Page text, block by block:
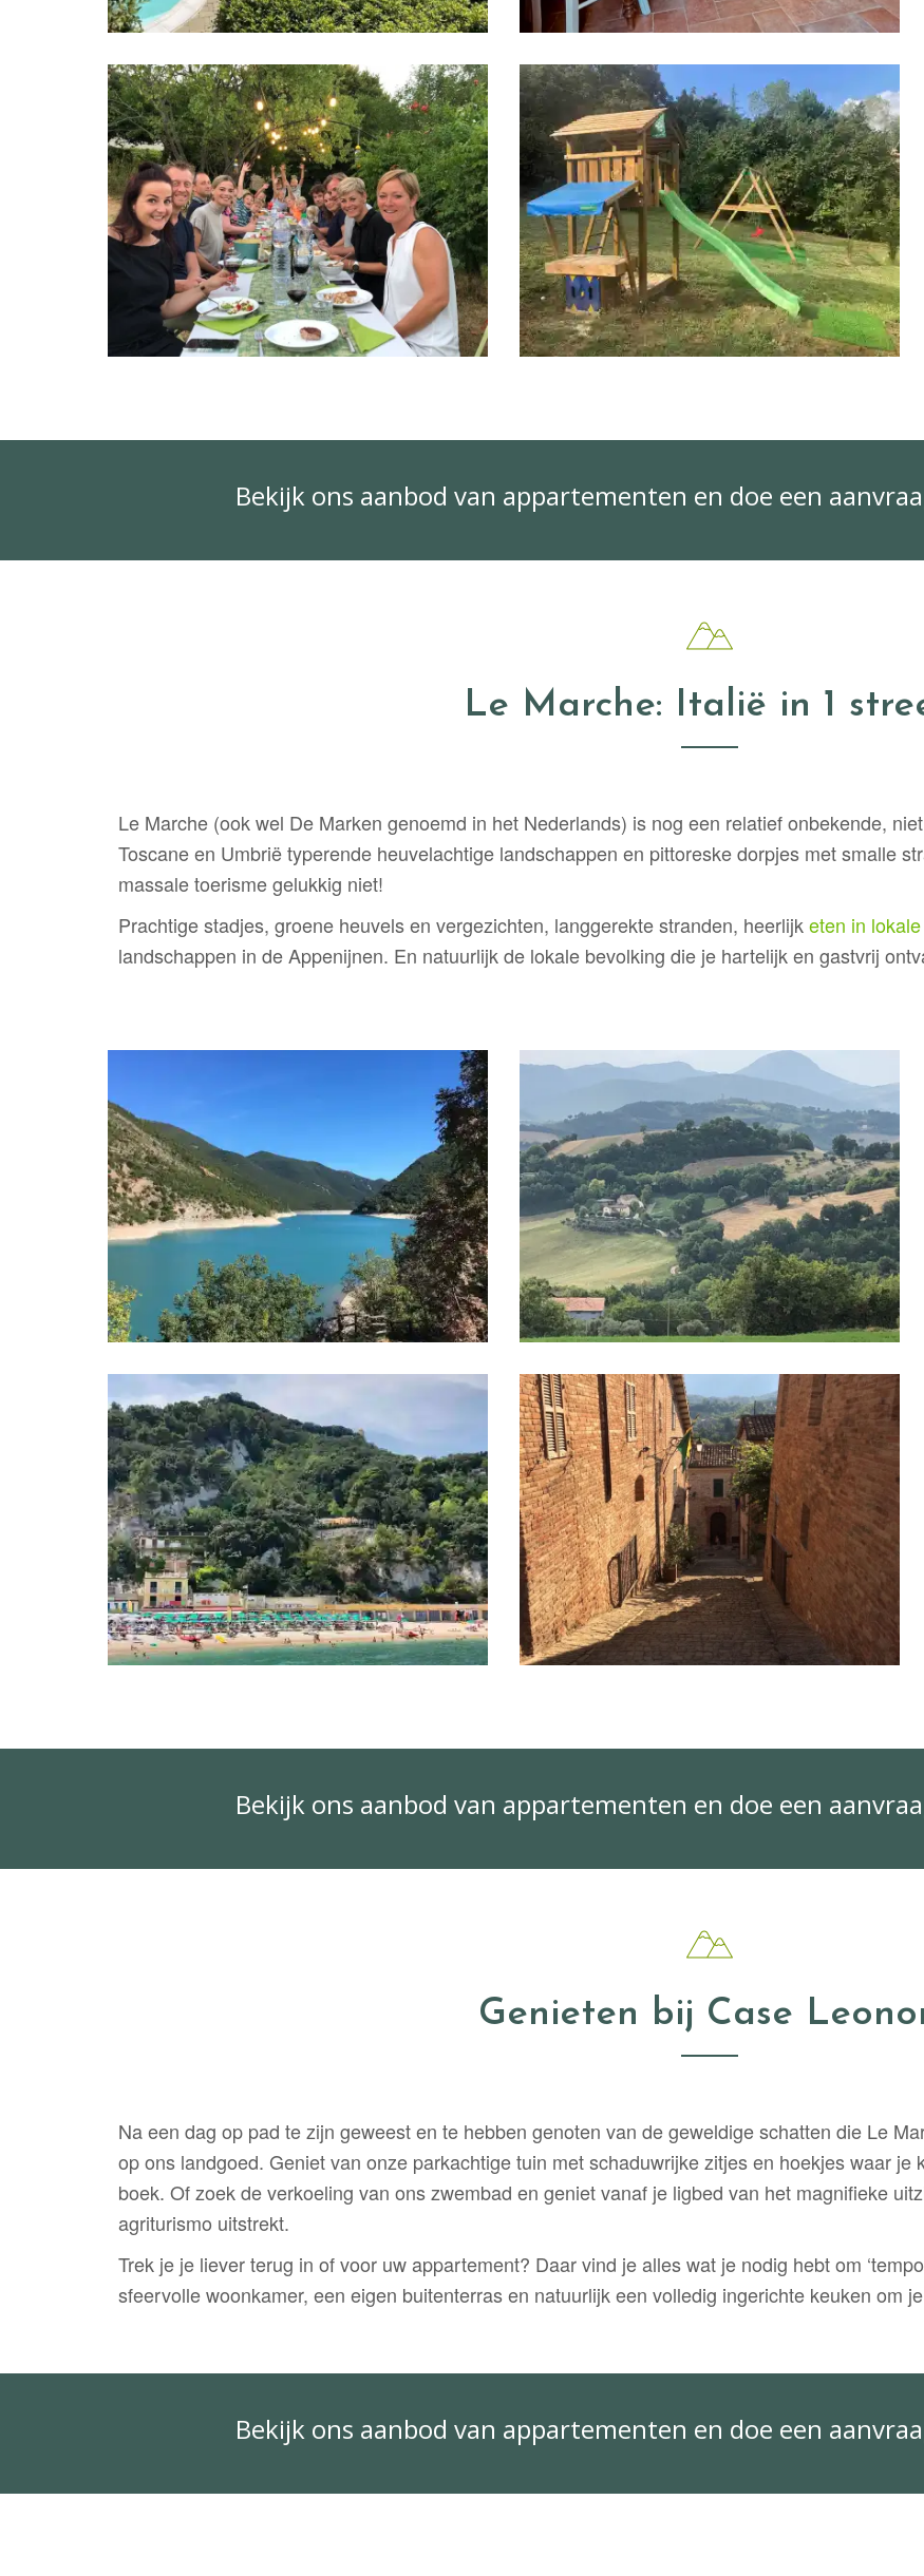
Bekijk ons aanbod van appartementen en doe een
Le Marche: Italië in 1
Le Marche (ook wel De Marken genoemd in het Nederlands) is nog een relatief onbekende,
Toscane en Umbrië typerende heuvelachtige landschappen en pittoreske dorpjes met smalle
massale toerisme gelukkig niet!
Prachtige stadjes, groene heuvels en vergezichten, langgerekte stranden, heerlijketen in
landschappen in de Appenijnen. En natuurlijk de lokale bevolking die je hartelijk en gastvrij
Bekijk ons aanbod van appartementen en doe een
Genieten bij Case
Na een dag op pad te zijn geweest en te hebben genoten van de geweldige schatten die Le
op ons landgoed. Geniet van onze parkachtige tuin met schaduwrijke zitjes en hoekjes waar
boek. Of zoek de verkoeling van ons zwembad en geniet vanaf je ligbed van het magnifieke
agriturismo uitstrekt.
Trek je je liever terug in of voor uw appartement? Daar vind je alles wat je nodig hebt om
sfeervolle woonkamer, een eigen buitenterras en natuurlijk een volledig ingerichte keuken om
Bekijk ons aanbod van appartementen en doe een